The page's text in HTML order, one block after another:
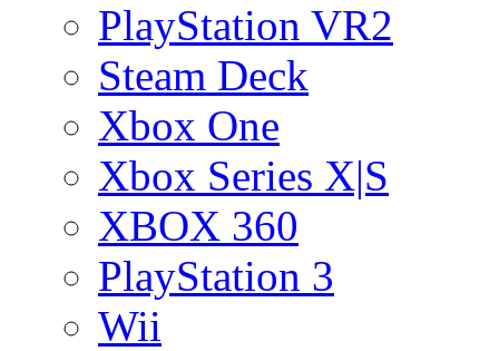
PlayStation VR2
Steam Deck
Xbox One
Xbox Series X|S
XBOX 360
PlayStation 3
Wii